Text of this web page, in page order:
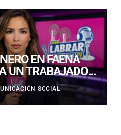
EN FAENA
UN TRABAJADOR
AMARILLA
SOCIAL